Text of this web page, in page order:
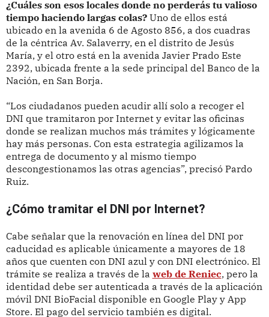
¿Cuáles son esos locales donde no perderás tu valioso
tiempo haciendo largas colas? Uno de ellos está
ubicado en la avenida 6 de Agosto 856, a dos cuadras
de la céntrica Av. Salaverry, en el distrito de Jesús
María, y el otro está en la avenida Javier Prado Este
2392, ubicada frente a la sede principal del Banco de la
Nación, en San Borja.
“Los ciudadanos pueden acudir allí solo a recoger el
DNI que tramitaron por Internet y evitar las oficinas
donde se realizan muchos más trámites y lógicamente
hay más personas. Con esta estrategia agilizamos la
entrega de documento y al mismo tiempo
descongestionamos las otras agencias”, precisó Pardo
Ruiz.
¿Cómo tramitar el DNI por Internet?
Cabe señalar que la renovación en línea del DNI por
caducidad es aplicable únicamente a mayores de 18
años que cuenten con DNI azul y con DNI electrónico. El
trámite se realiza a través de la web de Reniec, pero la
identidad debe ser autenticada a través de la aplicación
móvil DNI BioFacial disponible en Google Play y App
Store. El pago del servicio también es digital.